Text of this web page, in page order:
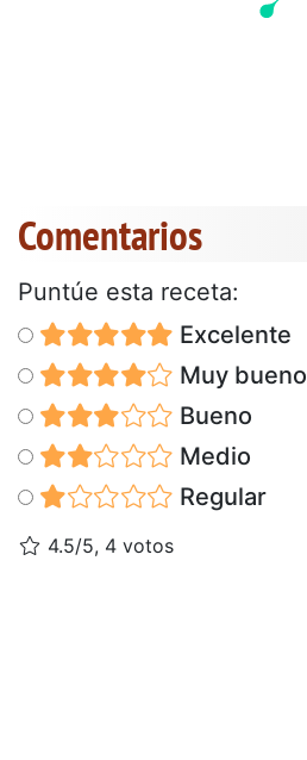
Comentarios
Puntúe esta receta:
Excelente
Muy bueno
Bueno
Medio
Regular
4.5/5, 4 votos